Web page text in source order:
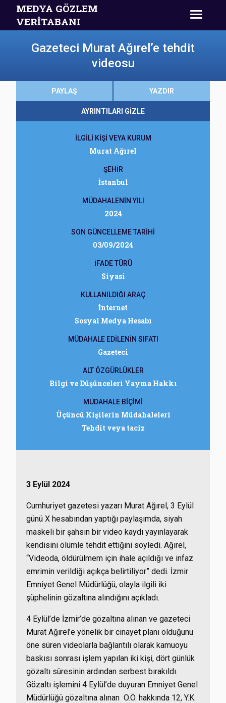
MEDYA GÖZLEM
VERİTABANI
Gazeteci Murat Ağırel’e tehdit
videosu
PAYLAŞ YAZDIR
AYRINTILARI GİZLE
İLGİLİ KİŞİ VEYA KURUM
Murat Ağırel
ŞEHİR
İstanbul
MÜDAHALENİN YILI
2024
SON GÜNCELLEME TARİHİ
03/09/2024
İFADE TÜRÜ
Siyasi
KULLANILDIĞI ARAÇ
İnternet
Sosyal Medya Hesabı
MÜDAHALE EDİLENİN SIFATI
Gazeteci
ALT ÖZGÜRLÜKLER
Bilgi ve Düşünceleri Yayma Hakkı
MÜDAHALE BİÇİMİ
Üçüncü Kişilerin Müdahaleleri
Tehdit veya taciz
3 Eylül 2024
Cumhuriyet gazetesi yazarı Murat Ağırel, 3 Eylül
günü X hesabından yaptığı paylaşımda, siyah
maskeli bir şahsın bir video kaydı yayınlayarak
kendisini ölümle tehdit ettiğini söyledi. Ağırel,
“Videoda, öldürülmem için ihale açıldığı ve infaz
emrimin verildiği açıkça belirtiliyor” dedi. İzmir
Emniyet Genel Müdürlüğü, olayla ilgili iki
şüphelinin gözaltına alındığını açıkladı.
4 Eylül’de İzmir’de gözaltına alınan ve gazeteci
Murat Ağırel’e yönelik bir cinayet planı olduğunu
öne süren videolarla bağlantılı olarak kamuoyu
baskısı sonrası işlem yapılan iki kişi, dört günlük
gözaltı süresinin ardından serbest bırakıldı.
Gözaltı işlemini 4 Eylül’de duyuran Emniyet Genel
Müdürlüğü gözaltına alınan O.Ö. hakkında 12, Y.K.